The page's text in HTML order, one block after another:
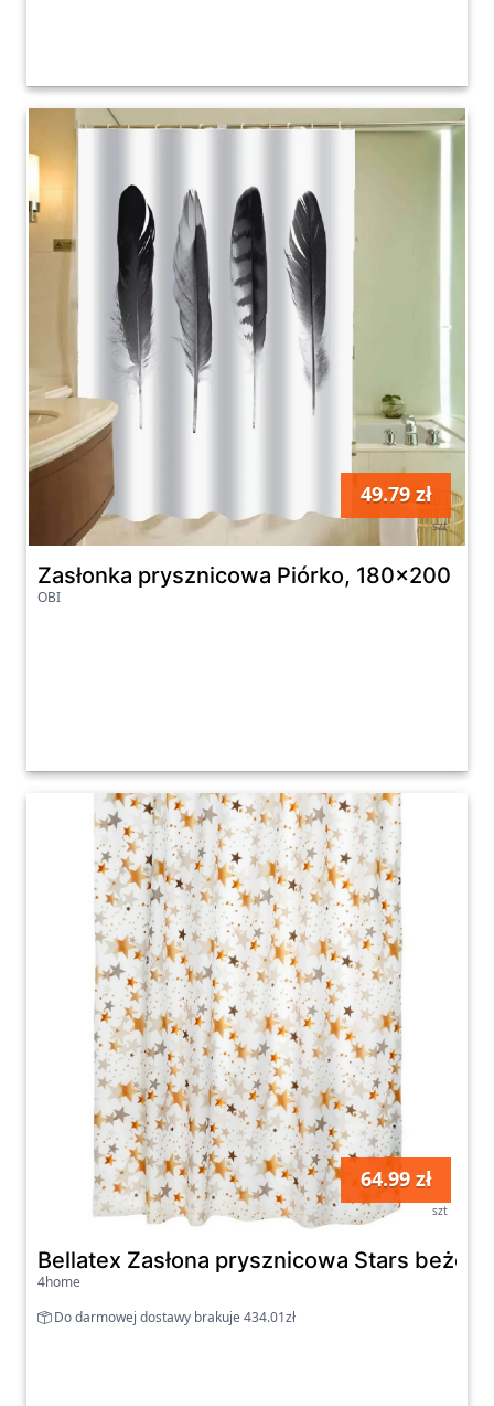
49.79 zł
szt
Zasłonka prysznicowa Piórko, 180x200
OBI
64.99 zł
szt
Bellatex Zasłona prysznicowa Stars
4home
Do darmowej dostawy brakuje 434.01zł